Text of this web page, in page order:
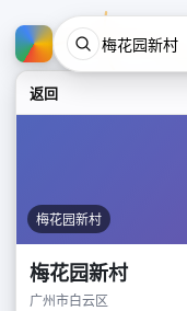
返回
梅花园新村
梅花园新村
广州市白云区